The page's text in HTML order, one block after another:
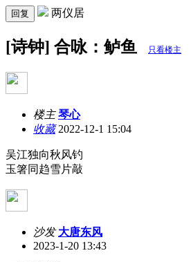
回复 两仪居
[诗钟] 合咏：鲈鱼 只看楼主
楼主 琴心
收藏2022-12-1 15:04
吴江独向秋风钓
玉箸同趋雪片敲
沙发 大唐东风
2023-1-20 13:43